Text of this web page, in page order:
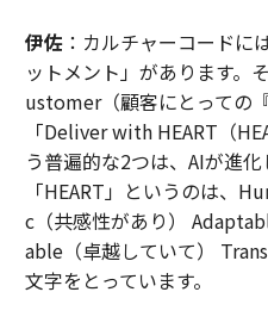
伊佐：カルチャーコードに
ットメント」があります。
ustomer（顧客にとっての
「Deliver with HEART（
う普遍的な2つは、AIが進化
「HEART」というのは、
c（共感性があり）
able（卓越していて）
文字をとっています。